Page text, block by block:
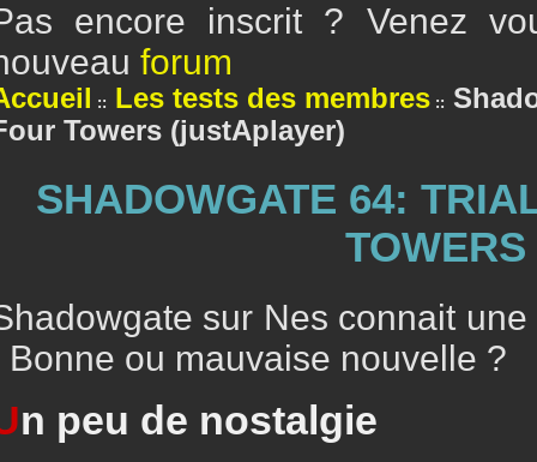
encore inscrit ? Venez
forum
Les tests des membres
Towers (justAplayer)
SHADOWGATE 64:
TOWERS
sur Nes connait
Bonne ou mauvaise nouvelle ?
n peu de nostalgie